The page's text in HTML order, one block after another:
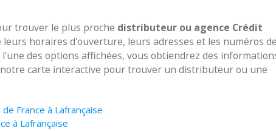
trouver le plus proche distributeur ou agence Crédit
leurs horaires d'ouverture, leurs adresses et les numéros
des options affichées, vous obtiendrez des
carte interactive pour trouver un distributeur ou une
France à Lafrançaise
à Lafrançaise